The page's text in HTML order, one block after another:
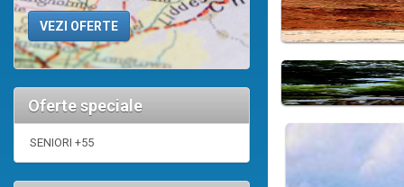
Oferte speciale
SENIORI +55